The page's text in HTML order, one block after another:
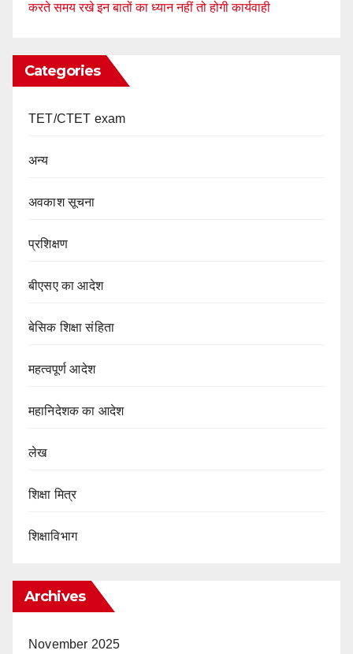
करते समय रखे इन बातों का ध्यान नहीं तो होगी कार्यवाही
Categories
TET/CTET exam
अन्य
अवकाश सूचना
प्रशिक्षण
बीएसए का आदेश
बेसिक शिक्षा संहिता
महत्वपूर्ण आदेश
महानिदेशक का आदेश
लेख
शिक्षा मित्र
शिक्षाविभाग
Archives
November 2025